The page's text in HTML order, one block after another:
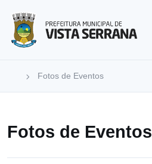
Fotos de Eventos
Fotos de Eventos